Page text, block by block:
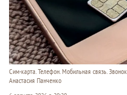
Сим-карта. Телефон. Мобильная связь. Звонок
Анастасия Панченко